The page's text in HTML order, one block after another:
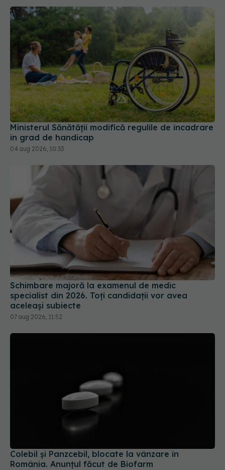
Ministerul Sănătății modifică regulile de încadrare
în grad de handicap
04 aug 2026, 10:33
Schimbare majoră la examenul de medic
specialist din 2026. Toți candidații vor avea
aceleași subiecte
07 aug 2026, 11:52
România. Anunțul făcut de Biofarm